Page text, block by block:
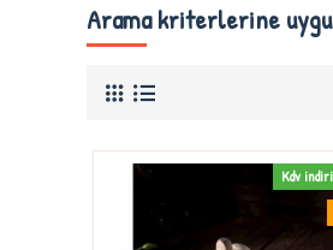
Arama kriterlerine
Kdv